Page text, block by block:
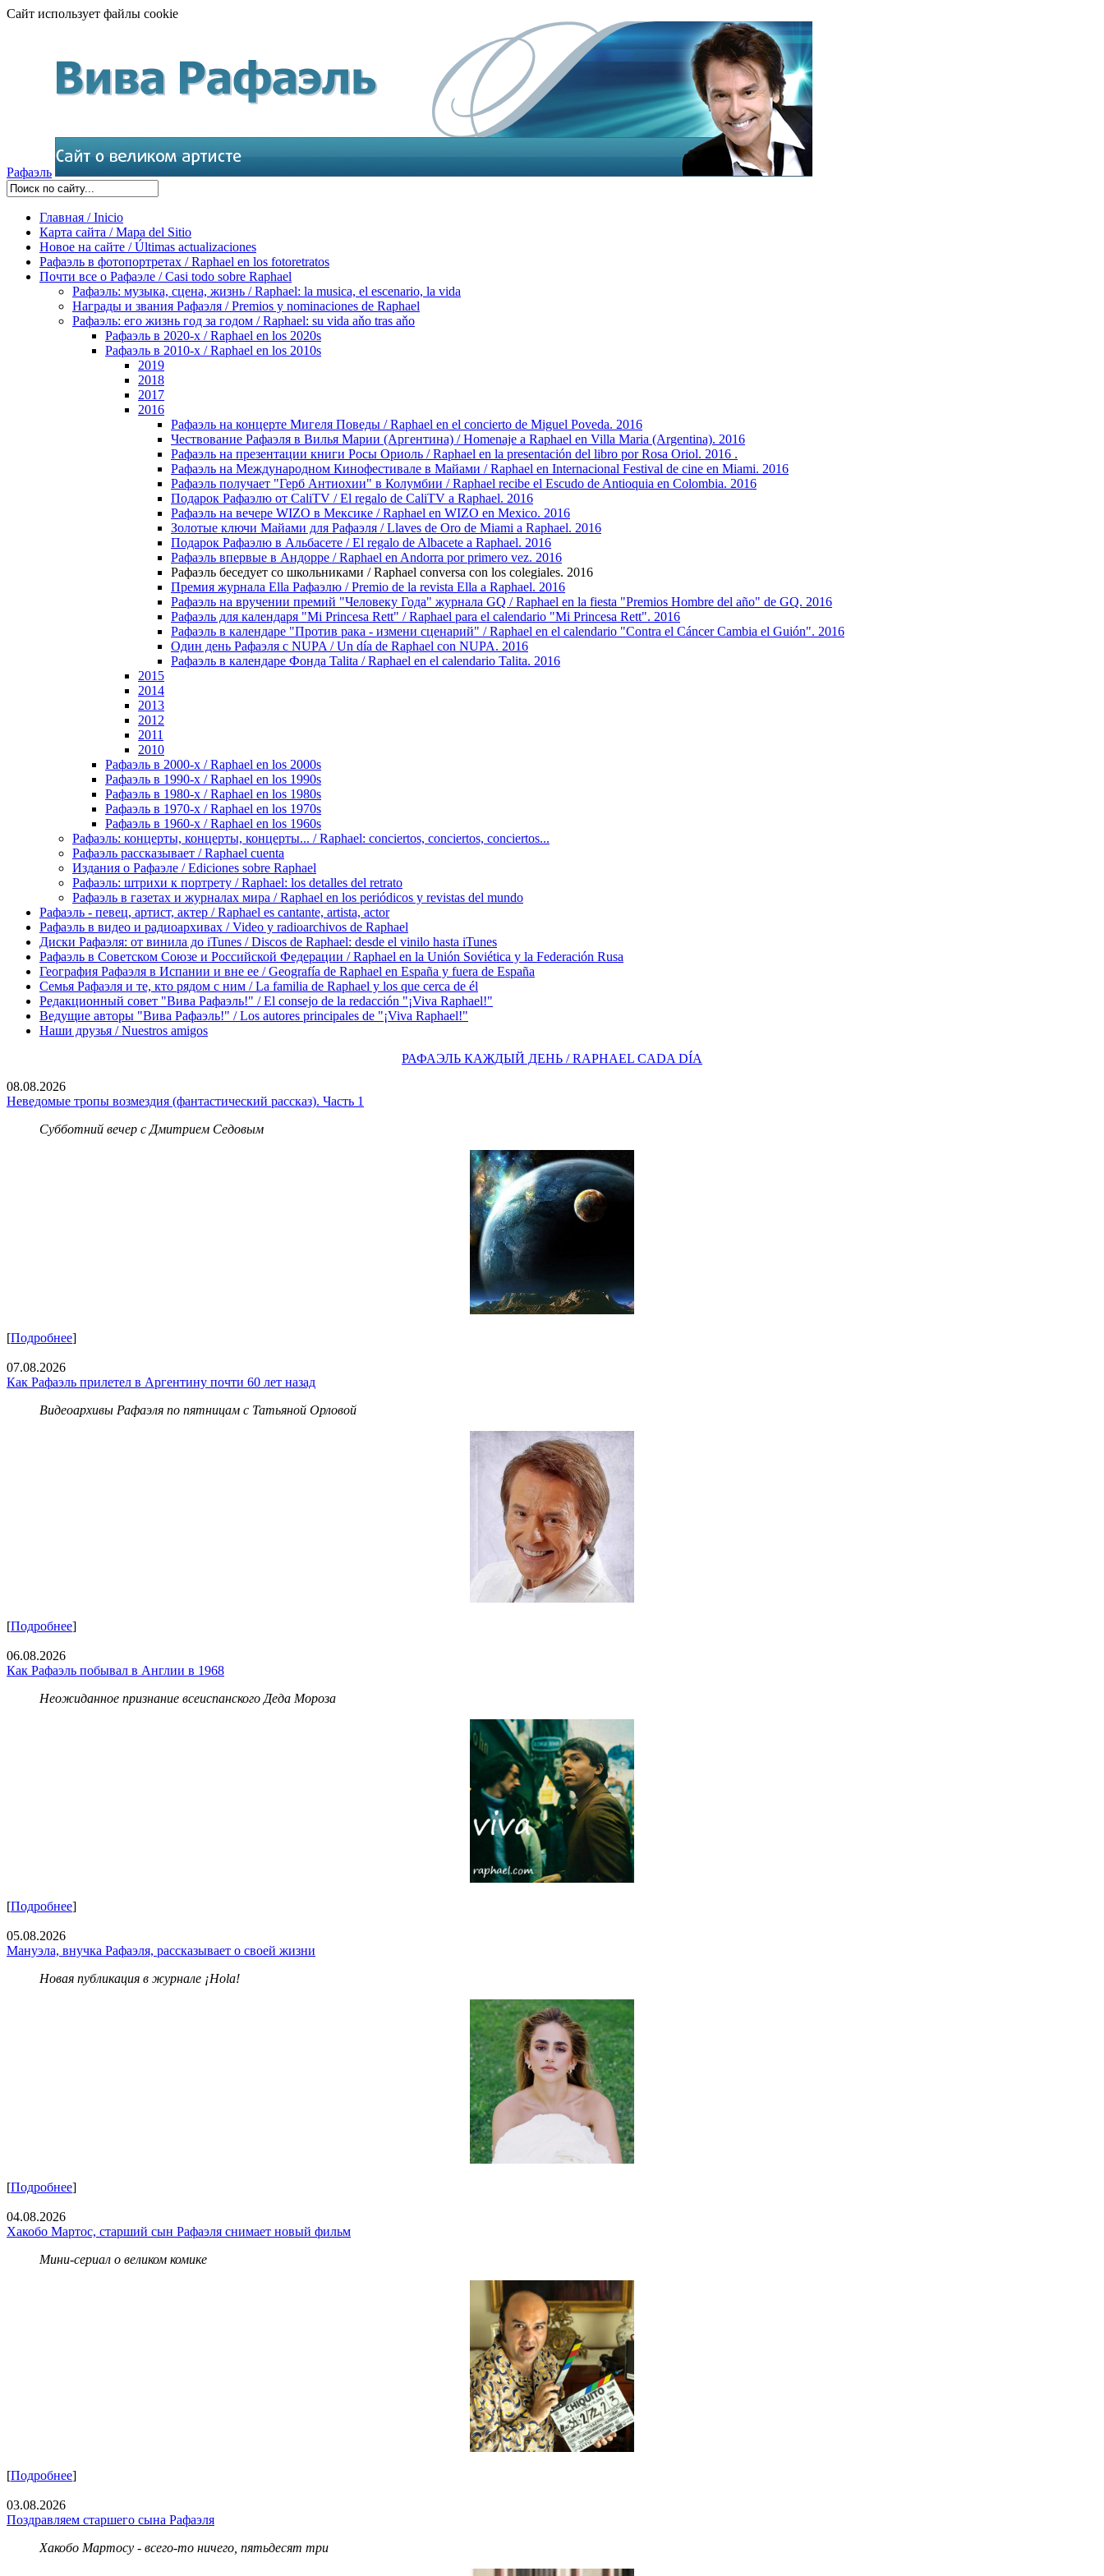
Сайт использует файлы cookie
Рафаэль
Главная / Inicio
Карта сайта / Mapa del Sitio
Новое на сайте / Últimas actualizaciones
Рафаэль в фотопортретах / Raphael en los fotoretratos
Почти все о Рафаэле / Casi todo sobre Raphael
Рафаэль: музыка, сцена, жизнь / Raphael: la musica, el escenario, la vida
Награды и звания Рафаэля / Premios y nominaciones de Raphael
Рафаэль: его жизнь год за годом / Raphael: su vida aňo tras aňo
Рафаэль в 2020-х / Raphael en los 2020s
Рафаэль в 2010-х / Raphael en los 2010s
2019
2018
2017
2016
Рафаэль на концерте Мигеля Поведы / Raphael en el сoncierto de Miguel Poveda. 2016
Чествование Рафаэля в Вилья Марии (Аргентина) / Homenaje a Raphael en Villa Maria (Argentina). 2016
Рафаэль на презентации книги Росы Ориоль / Raphael en la presentación del libro por Rosa Oriol. 2016 .
Рафаэль на Международном Кинофестивале в Майами / Raphael en Internacional Festival de cine en Miami. 2016
Рафаэль получает "Герб Антиохии" в Колумбии / Raphael recibe el Escudo de Antioquia en Colombia. 2016
Подарок Рафаэлю от CaliTV / El regalo de CaliTV a Raphael. 2016
Рафаэль на вечере WIZO в Мексике / Raphael en WIZO en Mexico. 2016
Золотые ключи Майами для Рафаэля / Llaves de Oro de Miami a Raphael. 2016
Подарок Рафаэлю в Альбасете / El regalo de Albacete a Raphael. 2016
Рафаэль впервые в Андорре / Raphael en Andorra por primero vez. 2016
Рафаэль беседует со школьниками / Raphael conversa con los colegiales. 2016
Премия журнала Ella Рафаэлю / Premio de la revista Ella a Raphael. 2016
Рафаэль на вручении премий "Человеку Года" журнала GQ / Raphael en la fiesta "Premios Hombre del año" de GQ. 2016
Рафаэль для календаря "Mi Princesa Rett" / Raphael para el calendario "Mi Princesa Rett". 2016
Рафаэль в календаре "Против рака - измени сценарий" / Raphael en el calendario "Contra el Cáncer Cambia el Guión". 2016
Один день Рафаэля с NUPA / Un día de Raphael con NUPA. 2016
Рафаэль в календаре Фонда Talita / Raphael en el calendario Talita. 2016
2015
2014
2013
2012
2011
2010
Рафаэль в 2000-х / Raphael en los 2000s
Рафаэль в 1990-х / Raphael en los 1990s
Рафаэль в 1980-х / Raphael en los 1980s
Рафаэль в 1970-х / Raphael en los 1970s
Рафаэль в 1960-х / Raphael en los 1960s
Рафаэль: концерты, концерты, концерты... / Raphael: conciertos, сonciertos, сonciertos...
Рафаэль рассказывает / Raphael cuenta
Издания о Рафаэле / Ediciones sobre Raphael
Рафаэль: штрихи к портрету / Raphael: los detalles del retrato
Рафаэль в газетах и журналах мира / Raphael en los periódicos y revistas del mundo
Рафаэль - певец, артист, актер / Raphael es cantante, artista, actor
Рафаэль в видео и радиоархивах / Video y radioarchivos de Raphael
Диски Рафаэля: от винила до iTunes / Discos de Raphael: desde el vinilo hasta iTunes
Рафаэль в Советском Союзе и Российской Федерации / Raphael en la Unión Soviética y la Federación Rusa
География Рафаэля в Испании и вне ее / Geografía de Raphael en España y fuera de España
Семья Рафаэля и те, кто рядом с ним / La familia de Raphael y los que cerca de él
Редакционный совет "Вива Рафаэль!" / El consejo de la redacción "¡Viva Raphael!"
Ведущие авторы "Вива Рафаэль!" / Los autores principales de "¡Viva Raphael!"
Наши друзья / Nuestros amigos
РАФАЭЛЬ КАЖДЫЙ ДЕНЬ / RAPHAEL CADA DÍA
08.08.2026
Неведомые тропы возмездия (фантастический рассказ). Часть 1
Субботний вечер с Дмитрием Седовым
[Подробнее]
07.08.2026
Как Рафаэль прилетел в Аргентину почти 60 лет назад
Видеоархивы Рафаэля по пятницам с Татьяной Орловой
[Подробнее]
06.08.2026
Как Рафаэль побывал в Англии в 1968
Неожиданное признание всеиспанского Деда Мороза
[Подробнее]
05.08.2026
Мануэла, внучка Рафаэля, рассказывает о своей жизни
Новая публикация в журнале ¡Hola!
[Подробнее]
04.08.2026
Хакобо Мартос, старший сын Рафаэля снимает новый фильм
Мини-сериал о великом комике
[Подробнее]
03.08.2026
Поздравляем старшего сына Рафаэля
Хакобо Мартосу - всего-то ничего, пятьдесят три